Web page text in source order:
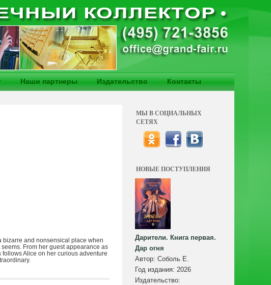
Наши партнеры Издательство Контакты
bizarre and nonsensical place when
From her guest appearance as
Alice on her curious adventure
МЫ В СОЦИАЛЬНЫХ
СЕТЯХ
НОВЫЕ ПОСТУПЛЕНИЯ
Дарители. Книга первая.
Дар огня
Автор: Соболь Е.
Год издания: 2026
Издательство: